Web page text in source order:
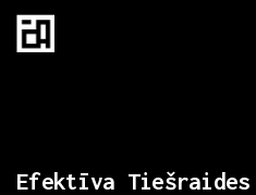
Efektīva Tiešraides